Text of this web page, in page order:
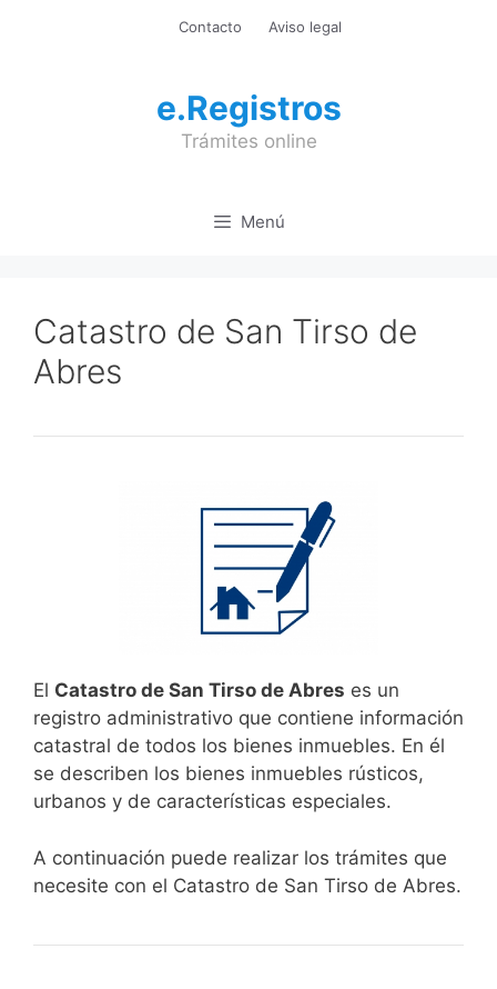
Contacto Aviso legal
e.Registros
Trámites online
Menú
Catastro de San Tirso de
Abres
El Catastro de San Tirso de Abres es un
registro administrativo que contiene información
catastral de todos los bienes inmuebles. En él
se describen los bienes inmuebles rústicos,
urbanos y de características especiales.
A continuación puede realizar los trámites que
necesite con el Catastro de San Tirso de Abres.